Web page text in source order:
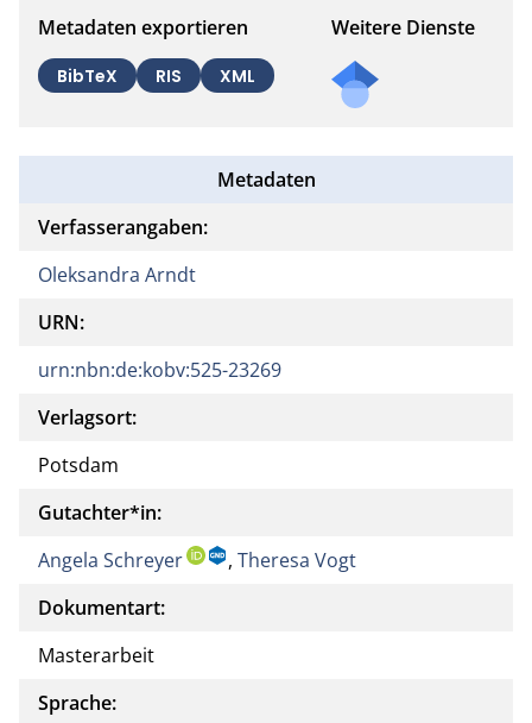
Metadaten exportieren
BibTeX RIS XML
Weitere Dienste
Metadaten
Verfasserangaben:
Oleksandra Arndt
URN:
urn:nbn:de:kobv:525-23269
Verlagsort:
Potsdam
Gutachter*in:
Angela Schreyer
, Theresa Vogt
Dokumentart:
Masterarbeit
Sprache: